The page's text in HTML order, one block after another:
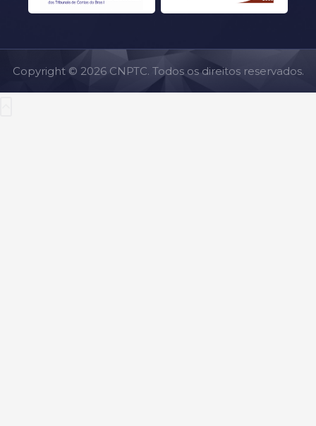
Copyright © 2026 CNPTC. Todos os direitos reservados.